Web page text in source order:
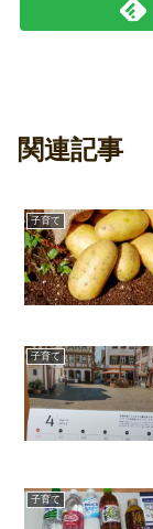
関連記事
子育て
子育て
子育て